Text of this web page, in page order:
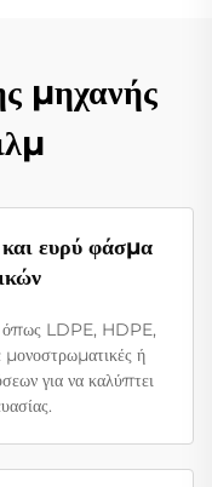
μηχανής
ευρύ φάσμα
όπως LDPE, HDPE,
ή
για να καλύπτει